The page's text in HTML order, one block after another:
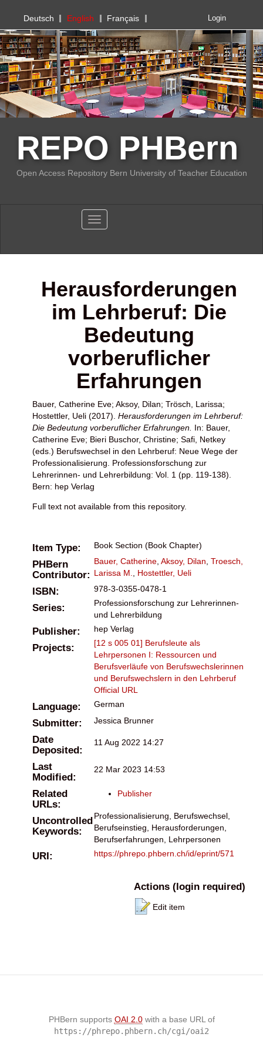
PHBern
Deutsch English Français Login
REPO PHBern
Open Access Repository Bern University of Teacher Education
Toggle navigation
Herausforderungen
im Lehrberuf: Die
Bedeutung
vorberuflicher
Erfahrungen
Bauer, Catherine Eve; Aksoy, Dilan; Trösch, Larissa;
Hostettler, Ueli (2017). Herausforderungen im Lehrberuf:
Die Bedeutung vorberuflicher Erfahrungen. In: Bauer,
Catherine Eve; Bieri Buschor, Christine; Safi, Netkey
(eds.) Berufswechsel in den Lehrberuf: Neue Wege der
Professionalisierung. Professionsforschung zur
Lehrerinnen- und Lehrerbildung: Vol. 1 (pp. 119-138).
Bern: hep Verlag
Full text not available from this repository.
Item Type: Book Section (Book Chapter)
PHBern
Contributor:
Bauer, Catherine Aksoy, Dilan Troesch,
Larissa M.
Hostettler, Ueli
ISBN: 978-3-0355-0478-1
Series:
Professionsforschung zur Lehrerinnen-
und Lehrerbildung
Publisher: hep Verlag
Projects:
[12 s 005 01] Berufsleute als
Lehrpersonen I: Ressourcen und
Berufsverläufe von Berufswechslerinnen
und Berufswechslern in den Lehrberuf
Official URL
Language: German
Submitter: Jessica Brunner
Date
Deposited:
11 Aug 2022 14:27
Last
Modified:
22 Mar 2023 14:53
Related
URLs:
Publisher
Uncontrolled
Keywords:
Professionalisierung, Berufswechsel,
Berufseinstieg, Herausforderungen,
Berufserfahrungen, Lehrpersonen
URI: https://phrepo.phbern.ch/id/eprint/571
Actions (login required)
Edit item
PHBern supports OAI 2.0with a base URL of
https://phrepo.phbern.ch/cgi/oai2